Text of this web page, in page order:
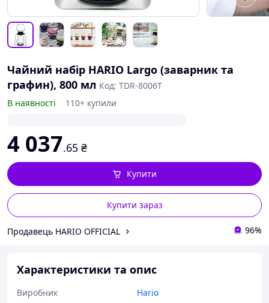
Чайний набір HARIO Largo (заварник та
графин), 800 мл Код: TDR-8006T
В наявності
110+ купили
4 037.65 ₴
Купити зараз
Купити
Продавець HARIO OFFICIAL 96%
Характеристики та опис
Виробник
Hario